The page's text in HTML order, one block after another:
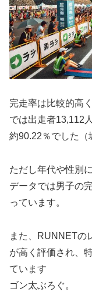
完走率は比較的高
では出走者13,112
約90.22％でした（
ただし年代や性別
データでは男子の
っています。
また、RUNNETの
が高く評価され、
ています
ゴン太ぶろぐ。